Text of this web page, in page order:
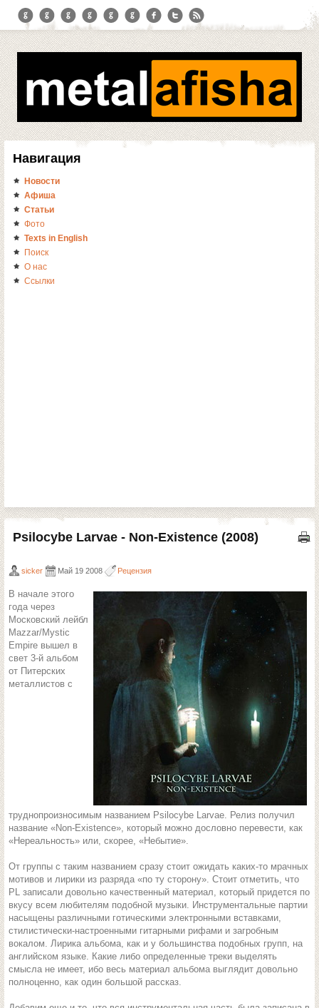
Навигация
Новости
Афиша
Статьи
Фото
Texts in English
Поиск
О нас
Ссылки
Psilocybe Larvae - Non-Existence (2008)
sicker Май 19 2008 Рецензия
В начале этого
года через
Московский лейбл
Mazzar/Mystic
Empire вышел в
свет 3-й альбом
от Питерских
металлистов с
труднопроизносимым названием Psilocybe Larvae. Релиз получил
название «Non-Existence», который можно дословно перевести, как
«Нереальность» или, скорее, «Небытие».
От группы с таким названием сразу стоит ожидать каких-то мрачных
мотивов и лирики из разряда «по ту сторону». Стоит отметить, что
PL записали довольно качественный материал, который придется по
вкусу всем любителям подобной музыки. Инструментальные партии
насыщены различными готическими электронными вставками,
стилистически-настроенными гитарными рифами и загробным
вокалом. Лирика альбома, как и у большинства подобных групп, на
английском языке. Какие либо определенные треки выделять
смысла не имеет, ибо весь материал альбома выглядит довольно
полноценно, как один большой рассказ.